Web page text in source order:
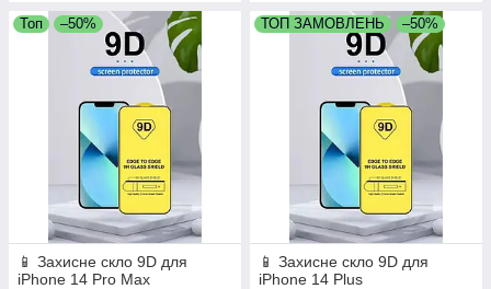
Топ –50%
📱 Захисне скло 9D для
iPhone 14 Pro Max
ТОП ЗАМОВЛЕНЬ –50%
📱 Захисне скло 9D для
iPhone 14 Plus